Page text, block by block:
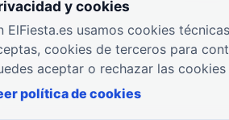
Groover
y cookies
ElFiesta.es usamos cookies
cookies de terceros para
aceptar o rechazar las cookies
política de cookies